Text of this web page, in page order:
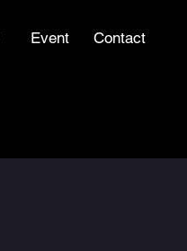
Event Contact